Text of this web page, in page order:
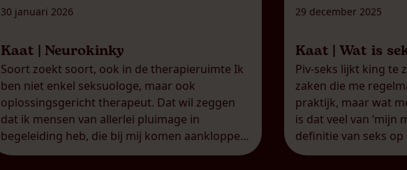
30 januari 2026
Kaat | Neurokinky
Soort zoekt soort, ook in de therapieruimte Ik
ben niet enkel seksuologe, maar ook
oplossingsgericht therapeut. Dat wil zeggen
dat ik mensen van allerlei pluimage in
begeleiding heb, die bij mij komen aankloppen
met een breed scala aan uitdagingen. Net dat
29 december 2025
Kaat | Wat is
Piv-seks lijkt king te
zaken die me
praktijk, maar wat
is dat veel van ‘mijn
definitie van seks op
in vagina. Punt uit.